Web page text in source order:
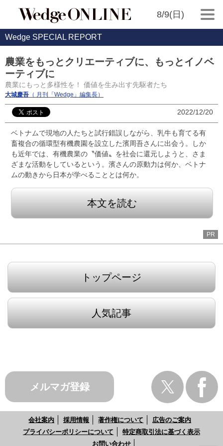
8/9(日)
Wedge SPECIAL REPORT
農業をもっとクリエーティブに、もっとイノベ
ーティブに
農業にもっと多様性を！ 価値を生み出す先駆者たち
大城慶吾 （ 月刊「Wedge」編集長）
2022/12/20
ベトナムで現地の人たちと試行錯誤しながら、乳牛も育てる有
畜複合の循環型有機農園を設立した濱周吾さんに出会う。しか
も近年では、有機農業の〝価値〟を社会に還元しようと、さま
ざまな活動をしているという。濱さんの原動力は何か、ベトナ
ムの動きから日本が学べることとは何か。
本文を読む
PR
トップページ
人気記事
メルマガ登録
会社案内 採用情報 著作権について
広告のご案内
プライバシーポリシーについて
特定商取引法に基づく表示
お問い合わせ